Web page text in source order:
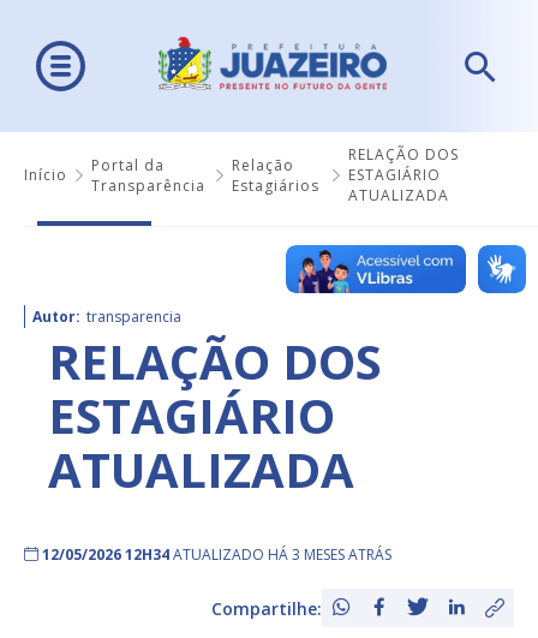
Início
Portal da
Transparência
Relação
Estagiários
RELAÇÃO DOS
ESTAGIÁRIO
ATUALIZADA
Autor: transparencia
RELAÇÃO DOS
ESTAGIÁRIO
ATUALIZADA
12/05/2026 12H34ATUALIZADO HÁ 3 MESES ATRÁS
Compartilhe: